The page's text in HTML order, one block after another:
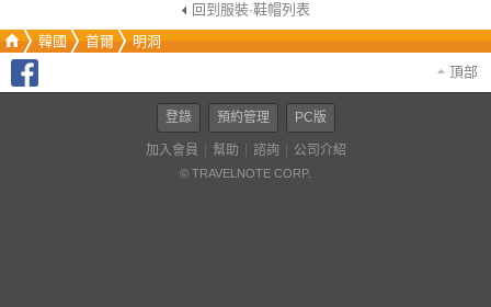
回到服裝·鞋帽列表
韓國
首爾
明洞
頂部
登錄 預約管理 PC版
加入會員 幫助 諮詢 公司介紹
© TRAVELNOTE CORP.